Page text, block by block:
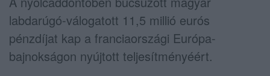
labdarúgó-válogatott 11,5 millió eurós
pénzdíjat kap a franciaországi Európa-
bajnokságon nyújtott teljesítményéért.